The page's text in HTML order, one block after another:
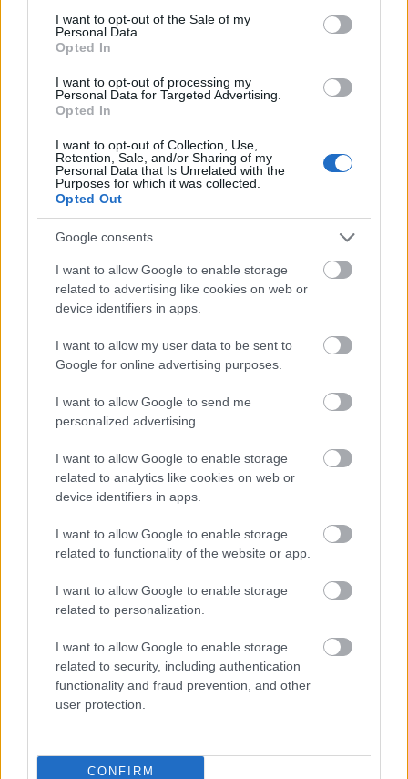
consent section.
I want to opt-out of the Sale of my
Personal Data.
Opted In
I want to opt-out of processing my
Personal Data for Targeted Advertising.
Opted In
I want to opt-out of Collection, Use,
Retention, Sale, and/or Sharing of my
Personal Data that Is Unrelated with the
Purposes for which it was collected.
Opted Out
Google consents
I want to allow Google to enable storage
related to advertising like cookies on web or
device identifiers in apps.
I want to allow my user data to be sent to
Google for online advertising purposes.
I want to allow Google to send me
personalized advertising.
I want to allow Google to enable storage
related to analytics like cookies on web or
device identifiers in apps.
I want to allow Google to enable storage
related to functionality of the website or app.
I want to allow Google to enable storage
related to personalization.
I want to allow Google to enable storage
related to security, including authentication
functionality and fraud prevention, and other
user protection.
CONFIRM
Webes műveltség optimalizálása
2024. március 02.
Egyik blogger kolléga valaha azon tűnődött, mi
történne a tudatunkkal, ha az agyunkat
merevlemezre mentenénk, egy másik pedig, hogy a
web - mint az ...
Áljo, áljo! Dáju probu! Felvonulási
2023. november 08.
Hangpróba a régi november 7-ék előtt